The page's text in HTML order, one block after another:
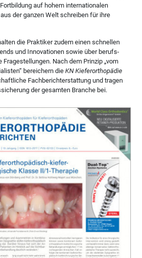
auf hohem internationalen
der ganzen Welt schreiben für ihre
die Praktiker zudem einen schnellen
und Innovationen sowie über berufs-
Nach dem Prinzip „vom
bereichern dieKN Kieferorthopädie
Fachberichterstattung und tragen
der gesamten Branche bei.